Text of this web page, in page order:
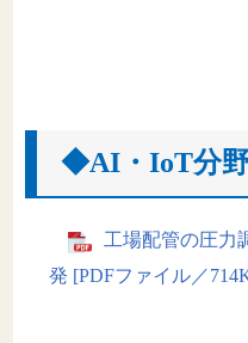
◆AI・IoT分
工場配管の圧力
発 [PDFファイル／